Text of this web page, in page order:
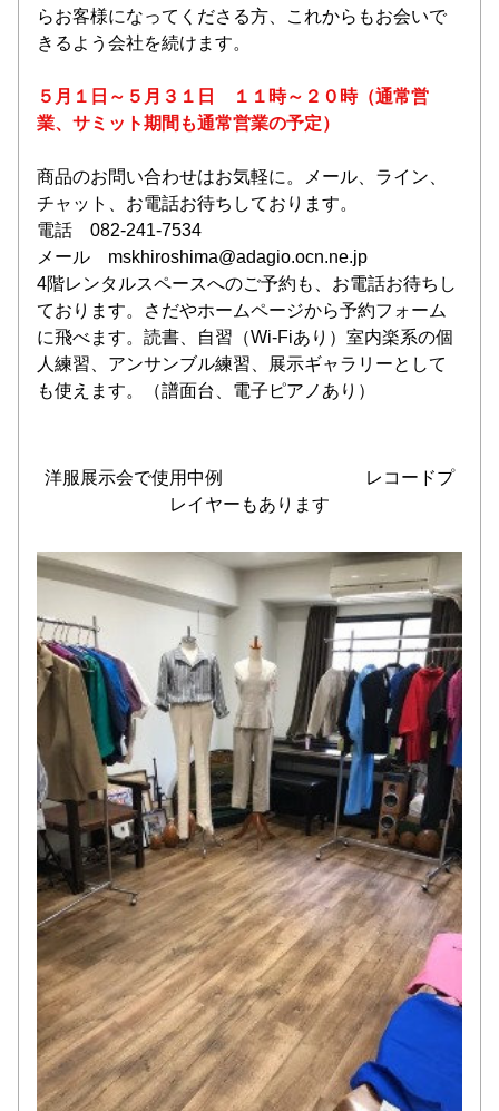
らお客様になってくださる方、これからもお会いで
きるよう会社を続けます。
５月１日～５月３１日　１１時～２０時（通常営
業、サミット期間も通常営業の予定）
商品のお問い合わせはお気軽に。メール、ライン、
チャット、お電話お待ちしております。
電話　082-241-7534
メール　mskhiroshima@adagio.ocn.ne.jp
4階レンタルスペースへのご予約も、お電話お待ちし
ております。さだやホームページから予約フォーム
に飛べます。読書、自習（Wi-Fiあり）室内楽系の個
人練習、アンサンブル練習、展示ギャラリーとして
も使えます。（譜面台、電子ピアノあり）
洋服展示会で使用中例　　　　　　　　レコードプ
レイヤーもあります